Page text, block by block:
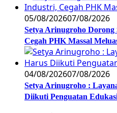
05/08/202607/08/2026
Setya Arinugroho
Cegah PHK Massal
04/08/202607/08/2026
Setya Arinugroho :
Diikuti Penguatan